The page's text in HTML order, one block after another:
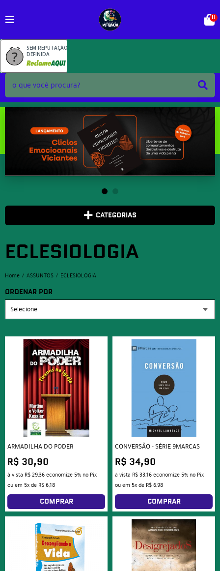
SEM REPUTAÇÃO
DEFINIDA
0
CATEGORIAS
ECLESIOLOGIA
Home ASSUNTOS ECLESIOLOGIA
ORDENAR POR
Selecione
ARMADILHA DO PODER
R$ 30,90
à vista R$ 29,36economize 5% no Pix
ou em 5xde R$ 6,18
COMPRAR
CONVERSÃO - SÉRIE 9MARCAS
R$ 34,90
à vista R$ 33,16economize 5% no Pix
ou em 5xde R$ 6,98
COMPRAR